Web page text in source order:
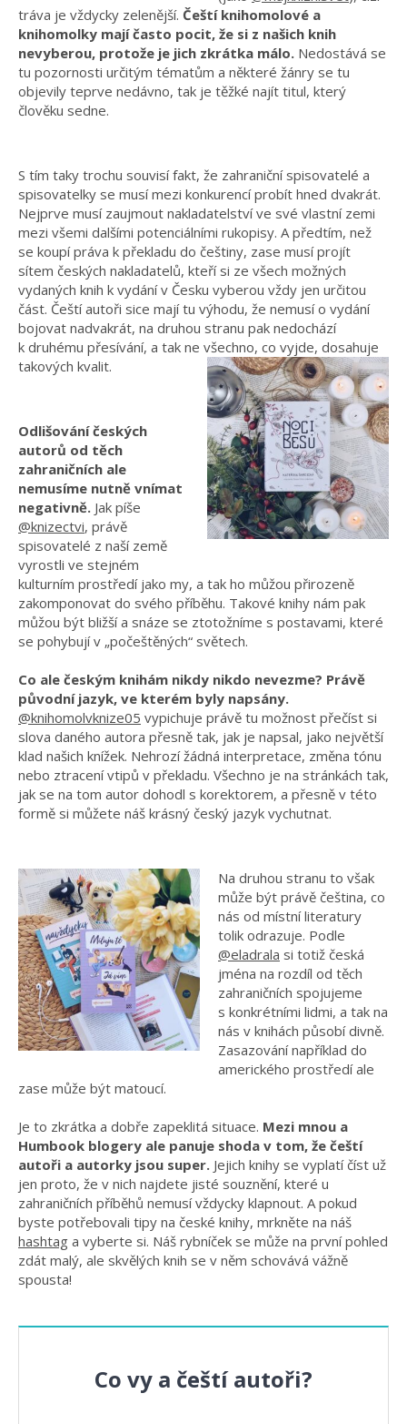
tráva je vždycky zelenější. Čeští knihomolové a
knihomolky mají často pocit, že si z našich knih
nevyberou, protože je jich zkrátka málo. Nedostává se
tu pozornosti určitým tématům a některé žánry se tu
objevily teprve nedávno, tak je těžké najít titul, který
člověku sedne.
S tím taky trochu souvisí fakt, že zahraniční spisovatelé a
spisovatelky se musí mezi konkurencí probít hned dvakrát.
Nejprve musí zaujmout nakladatelství ve své vlastní zemi
mezi všemi dalšími potenciálními rukopisy. A předtím, než
se koupí práva k překladu do češtiny, zase musí projít
sítem českých nakladatelů, kteří si ze všech možných
vydaných knih k vydání v Česku vyberou vždy jen určitou
část. Čeští autoři sice mají tu výhodu, že nemusí o vydání
bojovat nadvakrát, na druhou stranu pak nedochází
k druhému přesívání, a tak ne všechno, co vyjde, dosahuje
takových kvalit.
Odlišování českých
autorů od těch
zahraničních ale
nemusíme nutně vnímat
negativně. Jak píše
@knizectvi, právě
spisovatelé z naší země
vyrostli ve stejném
kulturním prostředí jako my, a tak ho můžou přirozeně
zakomponovat do svého příběhu. Takové knihy nám pak
můžou být bližší a snáze se ztotožníme s postavami, které
se pohybují v „počeštěných“ světech.
Co ale českým knihám nikdy nikdo nevezme? Právě
původní jazyk, ve kterém byly napsány.
@knihomolvknize05 vypichuje právě tu možnost přečíst si
slova daného autora přesně tak, jak je napsal, jako největší
klad našich knížek. Nehrozí žádná interpretace, změna tónu
nebo ztracení vtipů v překladu. Všechno je na stránkách tak,
jak se na tom autor dohodl s korektorem, a přesně v této
formě si můžete náš krásný český jazyk vychutnat.
Na druhou stranu to však
může být právě čeština, co
nás od místní literatury
tolik odrazuje. Podle
@eladrala si totiž česká
jména na rozdíl od těch
zahraničních spojujeme
s konkrétními lidmi, a tak na
nás v knihách působí divně.
Zasazování například do
amerického prostředí ale
zase může být matoucí.
Je to zkrátka a dobře zapeklitá situace. Mezi mnou a
Humbook blogery ale panuje shoda v tom, že čeští
autoři a autorky jsou super. Jejich knihy se vyplatí číst už
jen proto, že v nich najdete jisté souznění, které u
zahraničních příběhů nemusí vždycky klapnout. A pokud
byste potřebovali tipy na české knihy, mrkněte na náš
hashtag a vyberte si. Náš rybníček se může na první pohled
zdát malý, ale skvělých knih se v něm schovává vážně
spousta!
Co vy a čeští autoři?